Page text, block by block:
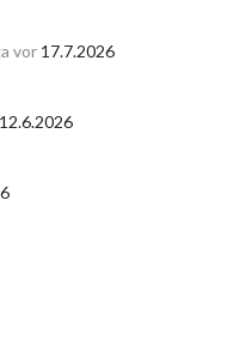
vor 17.7.2026
12.6.2026